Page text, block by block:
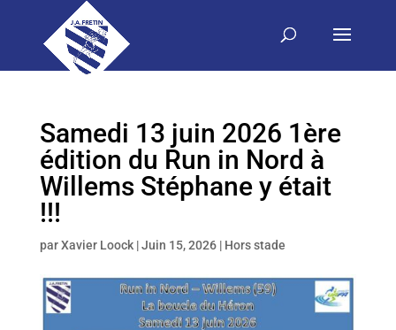
Samedi 13 juin 2026 1ère
édition du Run in Nord à
Willems Stéphane y était
!!!
parXavier Loock|Juin 15, 2026| Hors stade